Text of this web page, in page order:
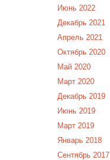
Июнь 2022
Декабрь 2021
Апрель 2021
Октябрь 2020
Май 2020
Март 2020
Декабрь 2019
Июнь 2019
Март 2019
Январь 2018
Сентябрь 2017